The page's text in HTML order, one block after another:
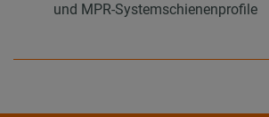
und MPR-Systemschienenprofile